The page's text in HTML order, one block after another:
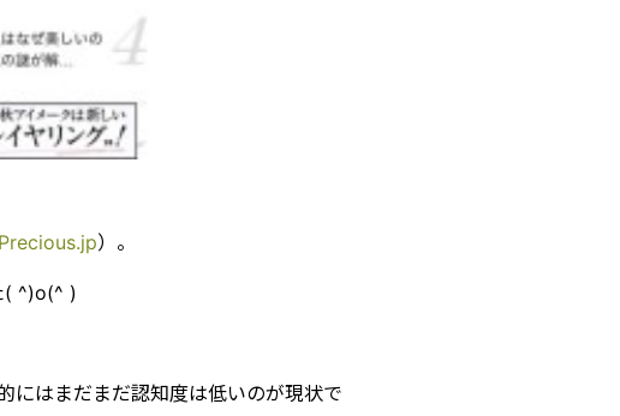
Precious.jp）。
( ^)o(^ )
にはまだまだ認知度は低いのが現状で